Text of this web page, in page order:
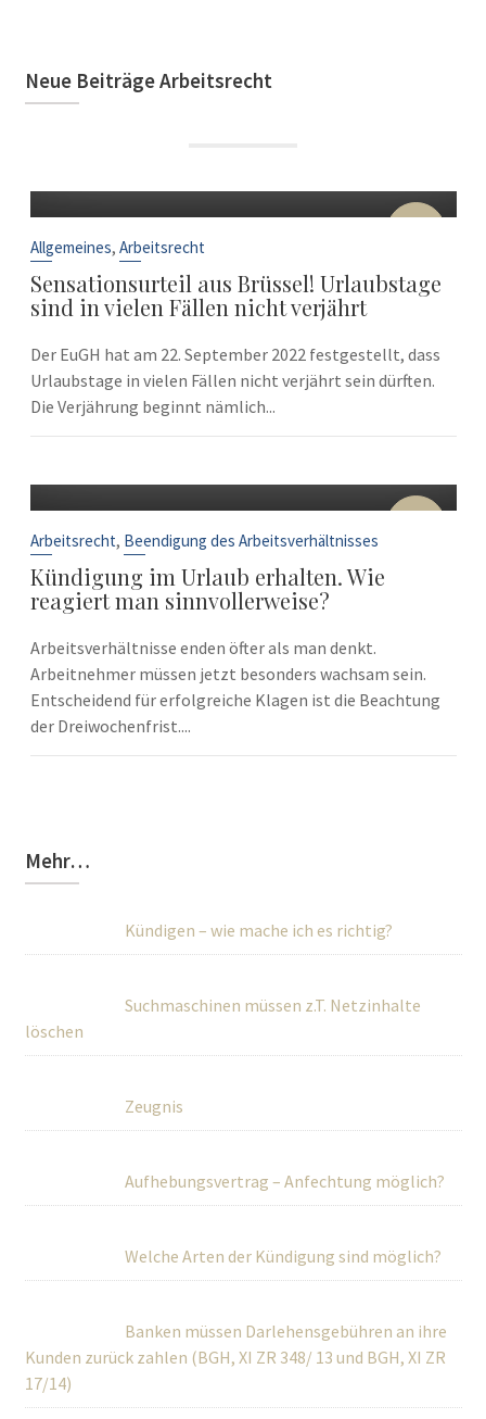
Neue Beiträge Arbeitsrecht
22
Allgemeines, Arbeitsrecht
Sensationsurteil aus Brüssel! Urlaubstage
sind in vielen Fällen nicht verjährt
Der EuGH hat am 22. September 2022 festgestellt, dass
Urlaubstage in vielen Fällen nicht verjährt sein dürften.
Die Verjährung beginnt nämlich...
10
Arbeitsrecht, Beendigung des Arbeitsverhältnisses
Kündigung im Urlaub erhalten. Wie
reagiert man sinnvollerweise?
Arbeitsverhältnisse enden öfter als man denkt.
Arbeitnehmer müssen jetzt besonders wachsam sein.
Entscheidend für erfolgreiche Klagen ist die Beachtung
der Dreiwochenfrist....
Mehr…
Kündigen – wie mache ich es richtig?
Suchmaschinen müssen z.T. Netzinhalte
löschen
Zeugnis
Aufhebungsvertrag – Anfechtung möglich?
Welche Arten der Kündigung sind möglich?
Banken müssen Darlehensgebühren an ihre
Kunden zurück zahlen (BGH, XI ZR 348/ 13 und BGH, XI ZR
17/14)